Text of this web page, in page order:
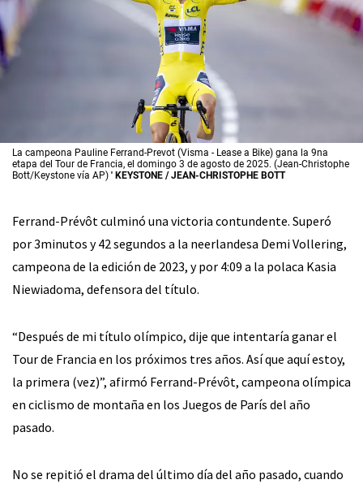
La campeona Pauline Ferrand-Prevot (Visma - Lease a Bike) gana la 9na
etapa del Tour de Francia, el domingo 3 de agosto de 2025. (Jean-Christophe
Bott/Keystone vía AP) ' KEYSTONE / JEAN-CHRISTOPHE BOTT
Ferrand-Prévôt culminó una victoria contundente. Superó
por 3minutos y 42 segundos a la neerlandesa Demi Vollering,
campeona de la edición de 2023, y por 4:09 a la polaca Kasia
Niewiadoma, defensora del título.
“Después de mi título olímpico, dije que intentaría ganar el
Tour de Francia en los próximos tres años. Así que aquí estoy,
la primera (vez)”, afirmó Ferrand-Prévôt, campeona olímpica
en ciclismo de montaña en los Juegos de París del año
pasado.
No se repitió el drama del último día del año pasado, cuando